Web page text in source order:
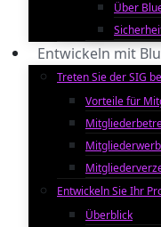
Über
Entwickeln mit
Treten Sie der SIG
Vorteile für
Entwickeln Sie Ihr
Überblick